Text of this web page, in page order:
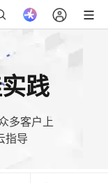
践
多客户上
指导
默认排序
起始时间 有效期